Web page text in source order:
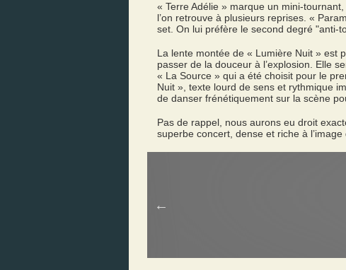
« Terre Adélie » marque un mini-
l’on retrouve à plusieurs reprises. «
set. On lui préfère le second degré "anti-
La lente montée de « Lumière Nuit » est
passer de la douceur à l’explosion. Elle
« La Source » qui a été choisit pour le
Nuit », texte lourd de sens et rythmique
de danser frénétiquement sur la scène
Pas de rappel, nous aurons eu droit
superbe concert, dense et riche à l’image